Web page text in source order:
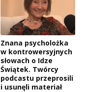
Znana psycholożka
w kontrowersyjnych
słowach o Idze
Świątek. Twórcy
podcastu przeprosili
i usunęli materiał